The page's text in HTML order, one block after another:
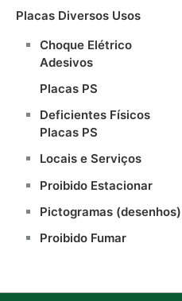
Placas Diversos Usos
Choque Elétrico
Adesivos
Placas PS
Deficientes Físicos
Placas PS
Locais e Serviços
Proibido Estacionar
Pictogramas (desenhos)
Proibido Fumar